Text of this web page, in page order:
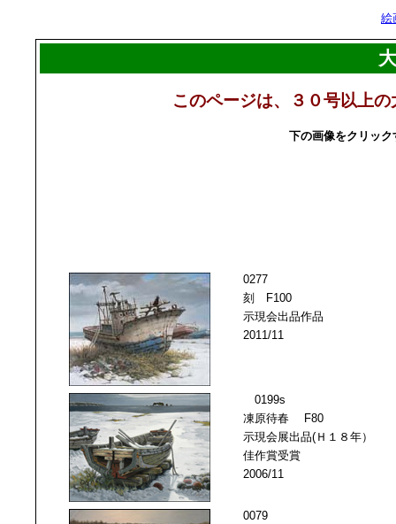
絵
このページは、３０号以上
下の画像をクリッ
0277
刻 F100
示現会出品作品
2011/11
0199s
凍原待春 F80
示現会展出品(Ｈ１８年）
佳作賞受賞
2006/11
0079